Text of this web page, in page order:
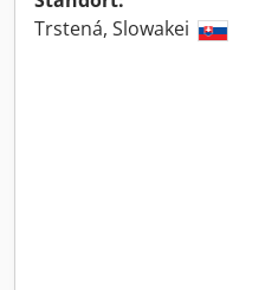
Trstená, Slowakei